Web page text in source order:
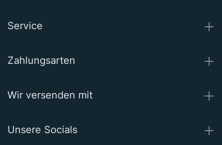
Service
Zahlungsarten
Wir versenden mit
Unsere Socials